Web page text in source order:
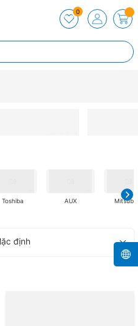
0
Toshiba AUX
định